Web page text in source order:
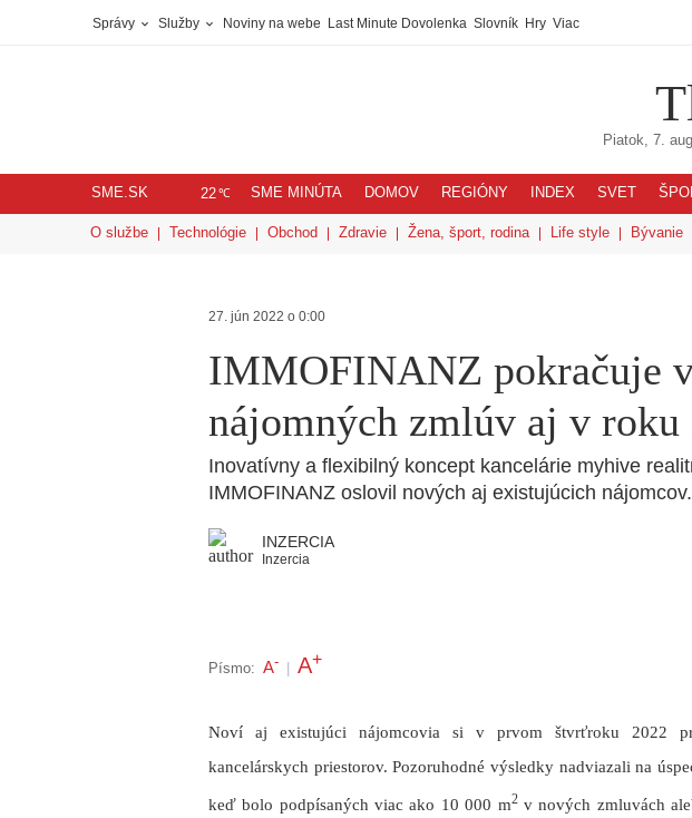
Správy Služby Noviny na webe Last Minute Dovolenka Slovník Hry Viac
Piatok, 7.
SME.SK 22℃ SME MINÚTA DOMOV REGIÓNY INDEX SVET
O službe Technológie Obchod Zdravie Žena, šport, rodina Life style Bývanie
27. jún 2022 o 0:00
IMMOFINANZ pokračuje v
nájomných zmlúv aj v roku
Inovatívny a flexibilný koncept kancelárie myhive
IMMOFINANZ oslovil nových aj existujúcich nájomcov.
INZERCIA
Inzercia
Písmo: A- A+
Noví aj existujúci nájomcovia si v prvom štvrťroku 2022
kancelárskych priestorov. Pozoruhodné výsledky nadviazali na
keď bolo podpísaných viac ako 10 000 m2v nových zmluvách